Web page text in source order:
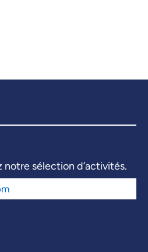
sélection d’activités.